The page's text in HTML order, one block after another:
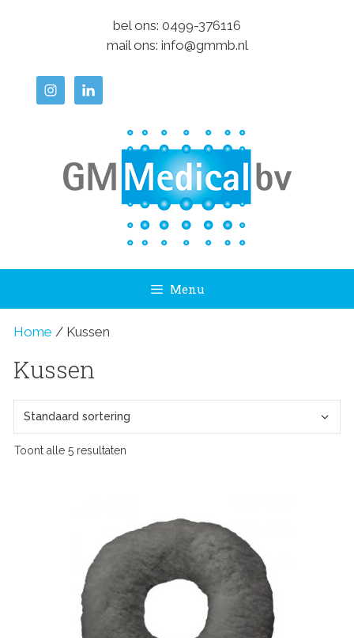
bel ons: 0499-376116
mail ons: info@gmmb.nl
Menu
Home / Kussen
Kussen
Toont alle 5 resultaten